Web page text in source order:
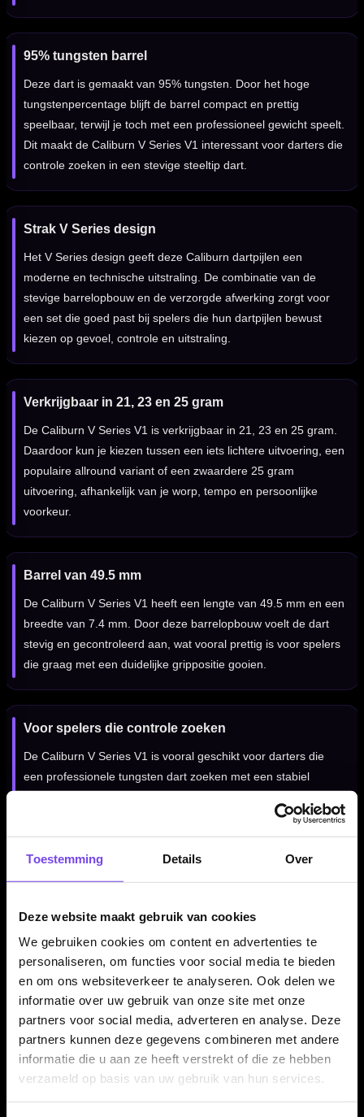
Toestemming Details Over
Deze website maakt gebruik van cookies
We gebruiken cookies om content en advertenties te
personaliseren, om functies voor social media te bieden
en om ons websiteverkeer te analyseren. Ook delen we
informatie over uw gebruik van onze site met onze
partners voor social media, adverteren en analyse. Deze
partners kunnen deze gegevens combineren met andere
informatie die u aan ze heeft verstrekt of die ze hebben
verzameld op basis van uw gebruik van hun services.
95% tungsten barrel
Deze dart is gemaakt van 95% tungsten. Door het hoge
tungstenpercentage blijft de barrel compact en prettig
speelbaar, terwijl je toch met een professioneel gewicht speelt.
Dit maakt de Caliburn V Series V1 interessant voor darters die
controle zoeken in een stevige steeltip dart.
Strak V Series design
Het V Series design geeft deze Caliburn dartpijlen een
moderne en technische uitstraling. De combinatie van de
stevige barrelopbouw en de verzorgde afwerking zorgt voor
een set die goed past bij spelers die hun dartpijlen bewust
kiezen op gevoel, controle en uitstraling.
Verkrijgbaar in 21, 23 en 25 gram
De Caliburn V Series V1 is verkrijgbaar in 21, 23 en 25 gram.
Daardoor kun je kiezen tussen een iets lichtere uitvoering, een
populaire allround variant of een zwaardere 25 gram
uitvoering, afhankelijk van je worp, tempo en persoonlijke
voorkeur.
Barrel van 49.5 mm
De Caliburn V Series V1 heeft een lengte van 49.5 mm en een
breedte van 7.4 mm. Door deze barrelopbouw voelt de dart
stevig en gecontroleerd aan, wat vooral prettig is voor spelers
die graag met een duidelijke grippositie gooien.
Voor spelers die controle zoeken
De Caliburn V Series V1 is vooral geschikt voor darters die
een professionele tungsten dart zoeken met een stabiel
Professionele steeltip dartpijlen
Door de combinatie van 95% tungsten en het stevige
barrelprofiel is dit een set voor spelers die serieus met hun
Compleet geleverd als set van 3 dartpijlen
De Caliburn V Series V1 wordt geleverd als complete set van
drie steeltip darts. Hierdoor kun je direct spelen en de set later